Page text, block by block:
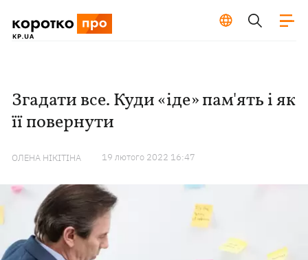
Згадати все. Куди «іде» пам'ять і як
її повернути
ОЛЕНА НІКІТІНА 19 лютого 2022 16:47